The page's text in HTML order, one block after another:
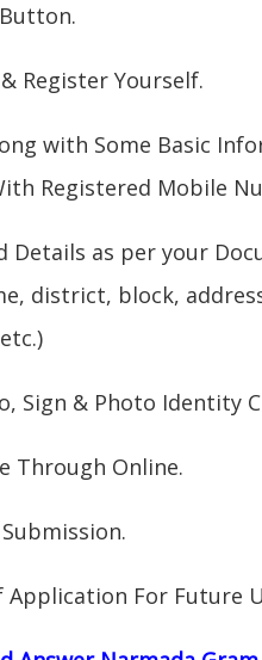
Register Yourself.
with Some Basic
Registered Mobile
Details as per your
district, block,
Sign & Photo Identity
Through Online.
For Future